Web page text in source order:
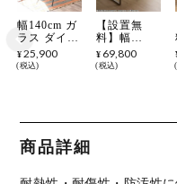
幅140cm ガ
ラス ダイニ
ングテーブ
ル スチール
ーブル 収納
棚付き ガラ
ステーブル
ブル おしゃ
¥ 25,900
税込
【設置無
料】幅
135cm 木製
ダイニング
テンレス脚
おしゃれ シ
¥ 69,800
税込
商品詳細